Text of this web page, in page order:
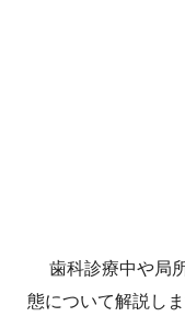
歯科診療中や局
態について解説し